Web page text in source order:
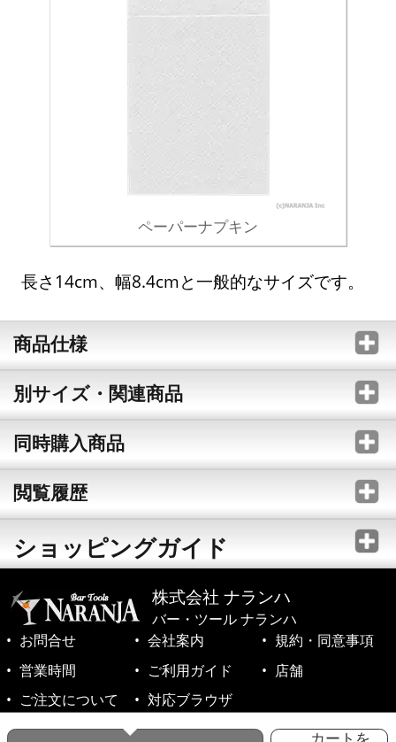
ペーパーナプキン
長さ14cm、幅8.4cmと一般的なサイズです。
商品仕様
別サイズ・関連商品
同時購入商品
閲覧履歴
ショッピングガイド
株式会社 ナランハ
バー・ツール ナランハ
お問合せ
会社案内
規約・同意事項
営業時間
ご利用ガイド
店舗
ご注文について
対応ブラウザ
©1999-2026 NARANJA Inc. All Rights Reserved.